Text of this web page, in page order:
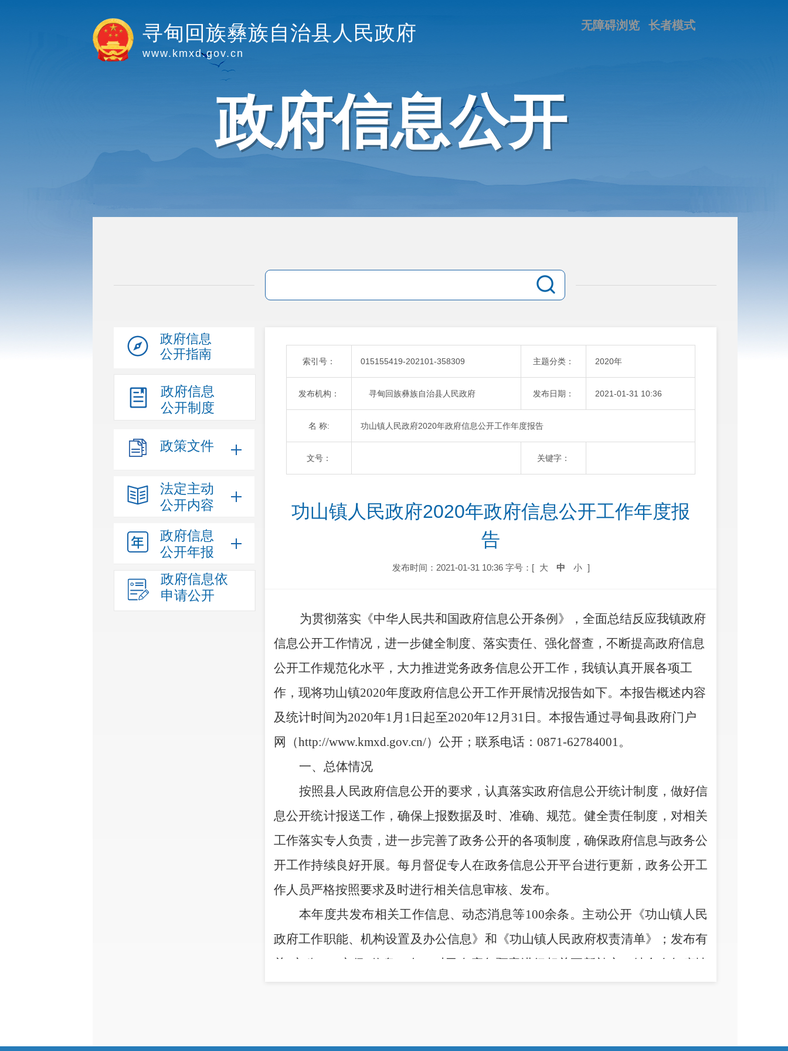
长者模式
无障碍浏览
寻甸回族彝族自治县人民政府
www.kmxd.gov.cn
政府信息公开
政府信息
公开指南
政府信息
公开制度
政策文件
法定主动
公开内容
政府信息
公开年报
政府信息依
申请公开
索引号： 015155419-202101-358309 主题分类： 2020年
发布机构： 寻甸回族彝族自治县人民政府 发布日期： 2021-01-31 10:36
名 称: 功山镇人民政府2020年政府信息公开工作年度报告
文号： 关键字：
功山镇人民政府2020年政府信息公开工作年度报
告
发布时间：2021-01-31 10:36 字号：[ 大 中 小 ]
为贯彻落实《中华人民共和国政府信息公开条例》，全面总结反应我镇政府
信息公开工作情况，进一步健全制度、落实责任、强化督查，不断提高政府信息
公开工作规范化水平，大力推进党务政务信息公开工作，我镇认真开展各项工
作，现将功山镇2020年度政府信息公开工作开展情况报告如下。本报告概述内容
及统计时间为2020年1月 1 日起至2020年12月 31 日。本报告通过寻甸县政府门户
网（http://www.kmxd.gov.cn/）公开；联系电话： 0871-62784001。
一、总体情况
按照县人民政府信息公开的要求，认真落实政府信息公开统计制度，做好信
息公开统计报送工作，确保上报数据及时、准确、规范。健全责任制度，对相关
工作落实专人负责，进一步完善了政务公开的各项制度，确保政府信息与政务公
开工作持续良好开展。每月督促专人在政务信息公开平台进行更新，政务公开工
作人员严格按照要求及时进行相关信息审核、发布。
本年度共发布相关工作信息、动态消息等100余条。主动公开《功山镇人民
政府工作职能、机构设置及办公信息》和《功山镇人民政府权责清单》；发布有
关
六稳 六保 信息
条；对已有应急预案进行相关更新补充；结合今年疫情